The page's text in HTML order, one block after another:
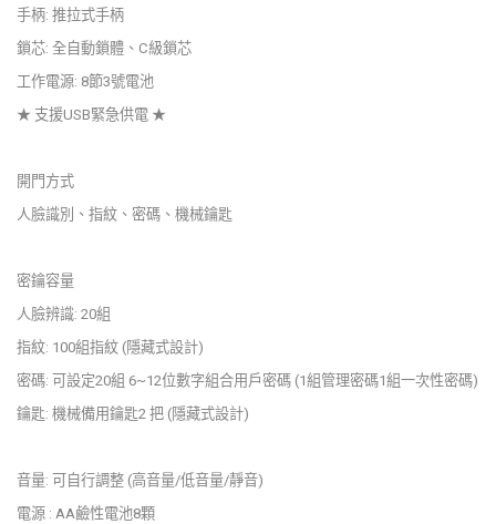
手柄: 推拉式手柄
鎖芯: 全自動鎖體、C級鎖芯
工作電源: 8節3號電池
★ 支援USB緊急供電 ★
開門方式
人臉識別、指紋、密碼、機械鑰匙
密鑰容量
人臉辨識: 20組
指紋: 100組指紋 (隱藏式設計)
密碼: 可設定20組 6~12位數字組合用戶密碼 (1組管理密碼1組一次性密碼)
鑰匙: 機械備用鑰匙2 把 (隱藏式設計)
音量: 可自行調整 (高音量/低音量/靜音)
電源 : AA鹼性電池8顆